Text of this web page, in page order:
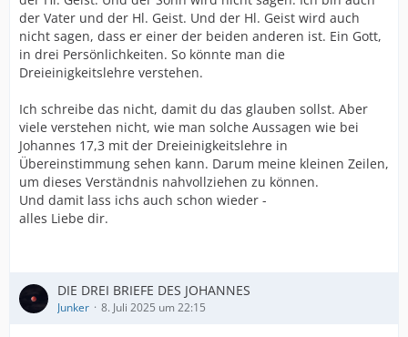
der Vater und der Hl. Geist. Und der Hl. Geist wird auch
nicht sagen, dass er einer der beiden anderen ist. Ein Gott,
in drei Persönlichkeiten. So könnte man die
Dreieinigkeitslehre verstehen.
Ich schreibe das nicht, damit du das glauben sollst. Aber
viele verstehen nicht, wie man solche Aussagen wie bei
Johannes 17,3 mit der Dreieinigkeitslehre in
Übereinstimmung sehen kann. Darum meine kleinen Zeilen,
um dieses Verständnis nahvollziehen zu können.
Und damit lass ichs auch schon wieder -
alles Liebe dir.
DIE DREI BRIEFE DES JOHANNES
Junker 8. Juli 2025 um 22:15